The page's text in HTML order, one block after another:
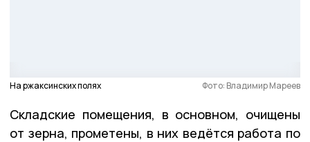
На ржаксинских полях Фото: Владимир Мареев
Складские помещения, в основном, очищены
от зерна, прометены, в них ведётся работа по